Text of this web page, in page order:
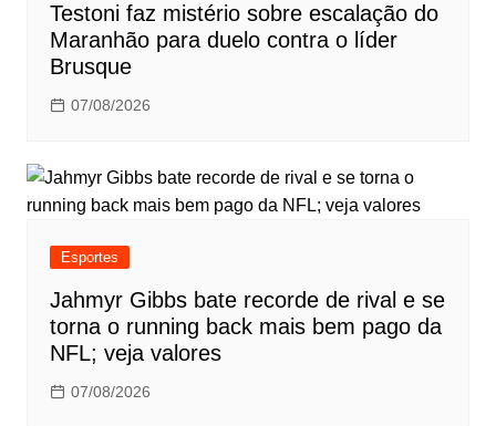
Testoni faz mistério sobre escalação do
Maranhão para duelo contra o líder
Brusque
07/08/2026
Esportes
Jahmyr Gibbs bate recorde de rival e se
torna o running back mais bem pago da
NFL; veja valores
07/08/2026